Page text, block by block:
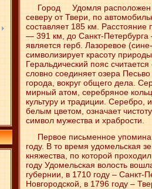
Город Удомля расположен
севе­ру от Твери, по
составляет 185 км.
— 391 км, до Санкт-
является герб. Лазоревое
символизирует красоту
Геральдический пояс
словно соединяет озера
города, вокруг общего дела.
мирный атом, серебряное
культуру и традиции. Серебро,
белым цветом, означает
символ мужества и храбрости.
Первое письменное
году. В то время удомельская
княжества, по которой
году Удомельская волость
губернии, в 1710 году – Санкт-
Новгородской, в 1796 году –